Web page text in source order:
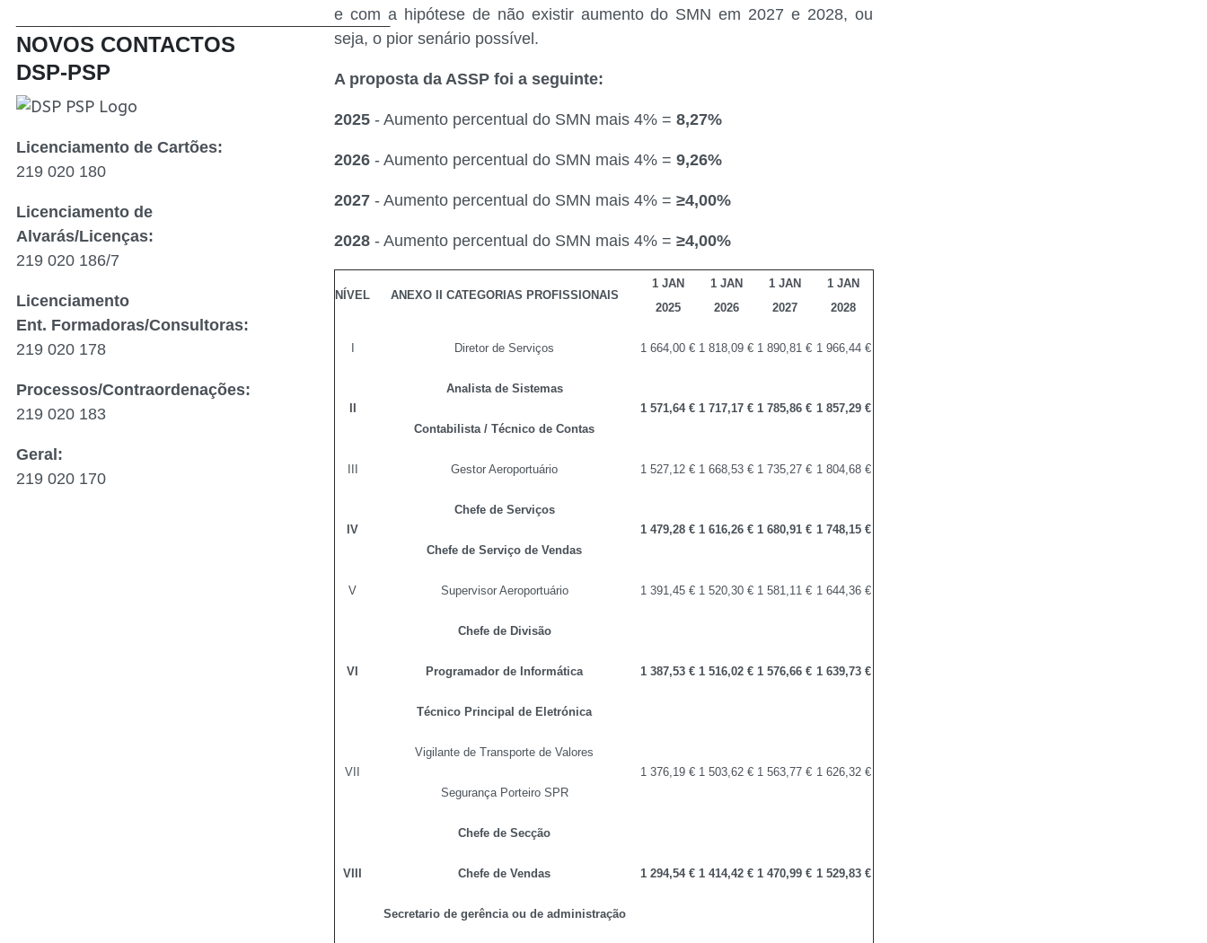
e com a hipótese de não existir aumento do SMN em 2027 e 2028, ou
seja, o pior senário possível.
A proposta da ASSP foi a seguinte:
2025 - Aumento percentual do SMN mais 4% = 8,27%
2026 - Aumento percentual do SMN mais 4% = 9,26%
2027 - Aumento percentual do SMN mais 4% = ≥4,00%
2028 - Aumento percentual do SMN mais 4% = ≥4,00%
NÍVEL ANEXO II CATEGORIAS PROFISSIONAIS
1 JAN
2025
1 JAN
2026
1 JAN
2027
1 JAN
2028
Diretor de Serviços 1 664,00 € 1 818,09 € 1 890,81 € 1 966,44 €
Analista de Sistemas
Contabilista / Técnico de Contas
1 571,64 € 1 717,17 € 1 785,86 € 1 857,29 €
Gestor Aeroportuário 1 527,12 € 1 668,53 € 1 735,27 € 1 804,68 €
IV
Chefe de Serviços
Chefe de Serviço de Vendas
1 479,28 € 1 616,26 € 1 680,91 € 1 748,15 €
V Supervisor Aeroportuário 1 391,45 € 1 520,30 € 1 581,11 € 1 644,36 €
VI
Chefe de Divisão
Programador de Informática
Técnico Principal de Eletrónica
1 387,53 € 1 516,02 € 1 576,66 € 1 639,73 €
VII
Vigilante de Transporte de Valores
Segurança Porteiro SPR
1 376,19 € 1 503,62 € 1 563,77 € 1 626,32 €
VIII
Chefe de Secção
Chefe de Vendas
Secretario de gerência ou de administração
1 294,54 € 1 414,42 € 1 470,99 € 1 529,83 €
________________________________
NOVOS CONTACTOS
DSP-PSP
Licenciamento de Cartões:
219 020 180
Licenciamento de
Alvarás/Licenças:
219 020 186/7
Licenciamento
Ent. Formadoras/Consultoras:
219 020 178
Processos/Contraordenações:
219 020 183
Geral:
219 020 170